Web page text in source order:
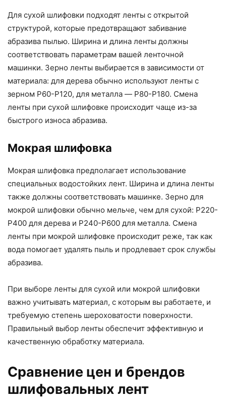
Для сухой шлифовки подходят ленты с открытой
структурой, которые предотвращают забивание
абразива пылью. Ширина и длина ленты должны
соответствовать параметрам вашей ленточной
машинки. Зерно ленты выбирается в зависимости от
материала: для дерева обычно используют ленты с
зерном P60-P120, для металла — P80-P180. Смена
ленты при сухой шлифовке происходит чаще из-за
быстрого износа абразива.
Мокрая шлифовка
Мокрая шлифовка предполагает использование
специальных водостойких лент. Ширина и длина ленты
также должны соответствовать машинке. Зерно для
мокрой шлифовки обычно мельче, чем для сухой: P220-
P400 для дерева и P240-P600 для металла. Смена
ленты при мокрой шлифовке происходит реже, так как
вода помогает удалять пыль и продлевает срок службы
абразива.
При выборе ленты для сухой или мокрой шлифовки
важно учитывать материал, с которым вы работаете, и
требуемую степень шероховатости поверхности.
Правильный выбор ленты обеспечит эффективную и
качественную обработку материала.
Сравнение цен и брендов
шлифовальных лент